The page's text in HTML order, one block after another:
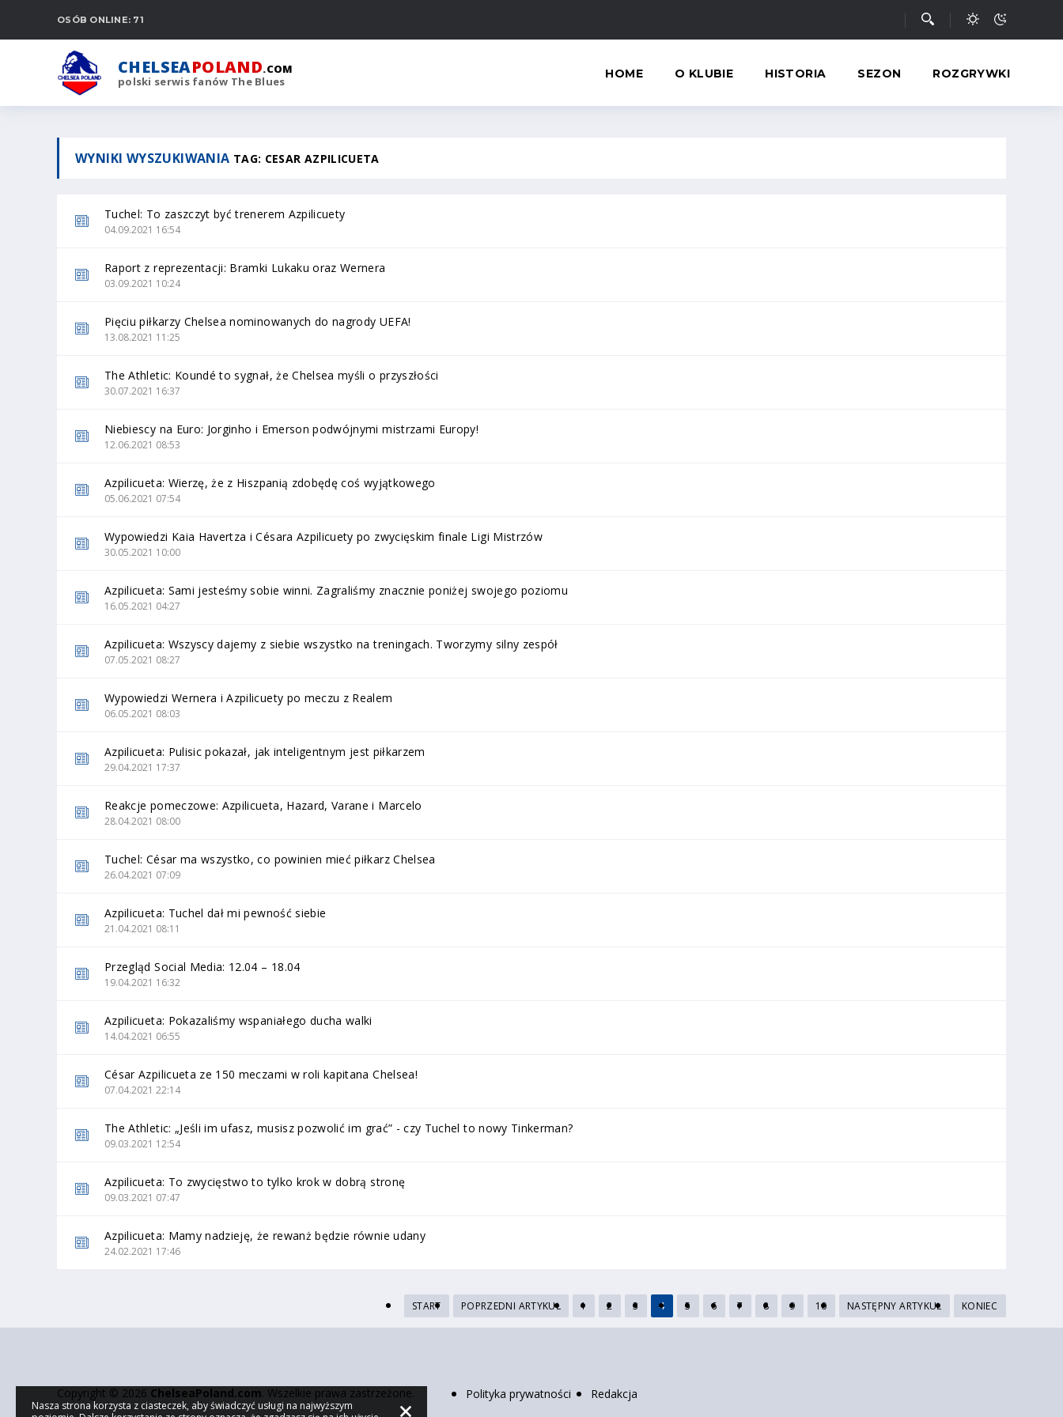
OSÓB ONLINE: 71
CHELSEAPOLAND.COM
polski serwis fanów The Blues
HOME O KLUBIE HISTORIA SEZON ROZGRYWKI
WYNIKI WYSZUKIWANIA TAG: CESAR AZPILICUETA
Tuchel: To zaszczyt być trenerem Azpilicuety
04.09.2021 16:54
Raport z reprezentacji: Bramki Lukaku oraz Wernera
03.09.2021 10:24
Pięciu piłkarzy Chelsea nominowanych do nagrody UEFA!
13.08.2021 11:25
The Athletic: Koundé to sygnał, że Chelsea myśli o przyszłości
30.07.2021 16:37
Niebiescy na Euro: Jorginho i Emerson podwójnymi mistrzami Europy!
12.06.2021 08:53
Azpilicueta: Wierzę, że z Hiszpanią zdobędę coś wyjątkowego
05.06.2021 07:54
Wypowiedzi Kaia Havertza i Césara Azpilicuety po zwycięskim finale Ligi Mistrzów
30.05.2021 10:00
Azpilicueta: Sami jesteśmy sobie winni. Zagraliśmy znacznie poniżej swojego poziomu
16.05.2021 04:27
Azpilicueta: Wszyscy dajemy z siebie wszystko na treningach. Tworzymy silny zespół
07.05.2021 08:27
Wypowiedzi Wernera i Azpilicuety po meczu z Realem
06.05.2021 08:03
Azpilicueta: Pulisic pokazał, jak inteligentnym jest piłkarzem
29.04.2021 17:37
Reakcje pomeczowe: Azpilicueta, Hazard, Varane i Marcelo
28.04.2021 08:00
Tuchel: César ma wszystko, co powinien mieć piłkarz Chelsea
26.04.2021 07:09
Azpilicueta: Tuchel dał mi pewność siebie
21.04.2021 08:11
Przegląd Social Media: 12.04 – 18.04
19.04.2021 16:32
Azpilicueta: Pokazaliśmy wspaniałego ducha walki
14.04.2021 06:55
César Azpilicueta ze 150 meczami w roli kapitana Chelsea!
07.04.2021 22:14
The Athletic: „Jeśli im ufasz, musisz pozwolić im grać” - czy Tuchel to nowy Tinkerman?
09.03.2021 12:54
Azpilicueta: To zwycięstwo to tylko krok w dobrą stronę
09.03.2021 07:47
Azpilicueta: Mamy nadzieję, że rewanż będzie równie udany
24.02.2021 17:46
START POPRZEDNI ARTYKUŁ 1 2 3 4 5 6 7 8 9 10 NASTĘPNY ARTYKUŁ KONIEC
Copyright © 2026 ChelseaPoland.com. Wszelkie prawa zastrzeżone. Polityka prywatności Redakcja
Nasza strona korzysta z ciasteczek, aby świadczyć usługi na najwyższym